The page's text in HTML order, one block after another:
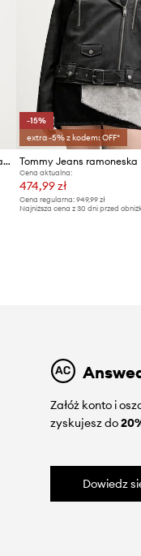
Tommy Jeans kurtka przejściowa damska
-15%
extra -5% z kodem: OFF*
Tommy Jeans ramoneska
Cena aktualna:
474,99 zł
Cena regularna: 949,99 zł
Najniższa cena z 30 dni przed
Załóż konto i
zyskujesz do
Dowiedz